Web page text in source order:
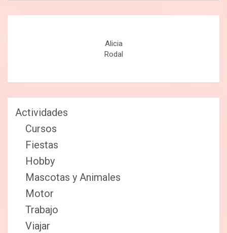
Alicia
Rodal
Actividades
Cursos
Fiestas
Hobby
Mascotas y Animales
Motor
Trabajo
Viajar